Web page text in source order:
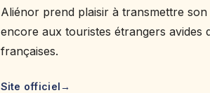
Aliénor prend plaisir à transmettre
encore aux touristes étrangers avides
françaises.
Site officiel→